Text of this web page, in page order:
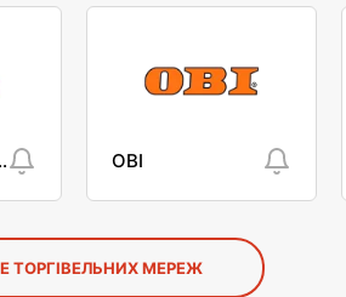
OBI
ТОРГІВЕЛЬНИХ МЕРЕЖ